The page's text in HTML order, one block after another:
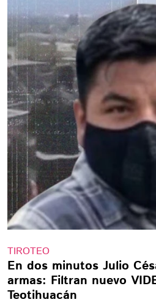
TIROTEO
En dos minutos Julio
armas: Filtran nuevo
Teotihuacán